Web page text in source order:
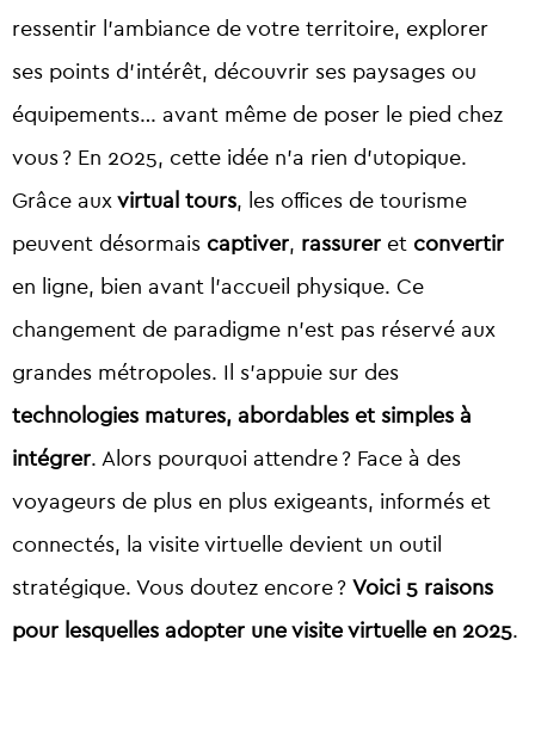
ressentir l’ambiance de votre territoire, explorer
ses points d’intérêt, découvrir ses paysages ou
équipements… avant même de poser le pied chez
vous ? En 2025, cette idée n’a rien d’utopique.
Grâce auxvirtual tours, les offices de tourisme
peuvent désormais captiver, rassurer et convertir
en ligne, bien avant l’accueil physique. Ce
changement de paradigme n’est pas réservé aux
grandes métropoles. Il s’appuie sur des
technologies matures, abordables et simples à
intégrer. Alors pourquoi attendre ? Face à des
voyageurs de plus en plus exigeants, informés et
connectés, la visite virtuelle devient un outil
stratégique. Vous doutez encore ? Voici 5 raisons
pour lesquelles adopter une visite virtuelle en 2025.